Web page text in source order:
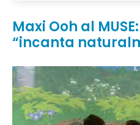
Maxi Ooh al
“incanta